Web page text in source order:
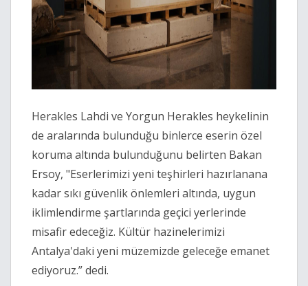
Herakles Lahdi ve Yorgun Herakles heykelinin
de aralarında bulunduğu binlerce eserin özel
koruma altında bulunduğunu belirten Bakan
Ersoy, "Eserlerimizi yeni teşhirleri hazırlanana
kadar sıkı güvenlik önlemleri altında, uygun
iklimlendirme şartlarında geçici yerlerinde
misafir edeceğiz. Kültür hazinelerimizi
Antalya'daki yeni müzemizde geleceğe emanet
ediyoruz.” dedi.